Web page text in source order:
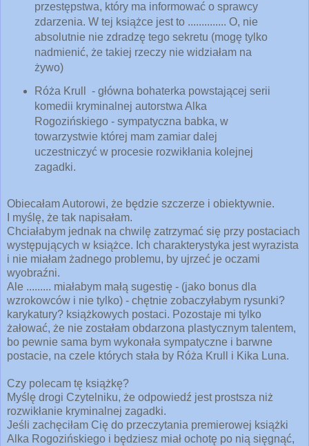
przestępstwa, który ma informować o sprawcy
zdarzenia. W tej książce jest to .............. O, nie
absolutnie nie zdradzę tego sekretu (mogę tylko
nadmienić, że takiej rzeczy nie widziałam na
żywo)
Róża Krull - główna bohaterka powstającej serii
komedii kryminalnej autorstwa Alka
Rogozińskiego - sympatyczna babka, w
towarzystwie której mam zamiar dalej
uczestniczyć w procesie rozwikłania kolejnej
zagadki.
Obiecałam Autorowi, że będzie szczerze i obiektywnie.
I myślę, że tak napisałam.
Chciałabym jednak na chwilę zatrzymać się przy postaciach
występujących w książce. Ich charakterystyka jest wyrazista
i nie miałam żadnego problemu, by ujrzeć je oczami
wyobraźni.
Ale ......... miałabym małą sugestię - (jako bonus dla
wzrokowców i nie tylko) - chętnie zobaczyłabym rysunki?
karykatury? książkowych postaci. Pozostaje mi tylko
żałować, że nie zostałam obdarzona plastycznym talentem,
bo pewnie sama bym wykonała sympatyczne i barwne
postacie, na czele których stała by Róża Krull i Kika Luna.
Czy polecam tę książkę?
Myślę drogi Czytelniku, że odpowiedź jest prostsza niż
rozwikłanie kryminalnej zagadki.
Jeśli zachęciłam Cię do przeczytania premierowej książki
Alka Rogozińskiego i będziesz miał ochotę po nią sięgnąć,